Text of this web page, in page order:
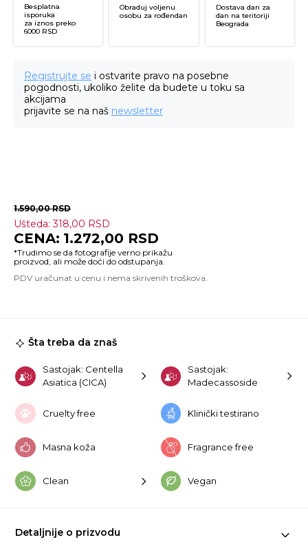
Besplatna
isporuka
za iznos preko
6000 RSD
Obraduj voljenu
osobu za rođendan
Dostava dan za
dan na teritoriji
Beograda
Registrujte se i ostvarite pravo na posebne
pogodnosti, ukoliko želite da budete u toku sa
akcijama
prijavite se na naš newsletter
1.590,00RSD
Ušteda:318,00 RSD
1.272,00 RSD
Šta treba da znaš
Sastojak: Centella
Asiatica (CICA)
Sastojak:
Madecassoside
Cruelty free Klinički testirano
Masna koža Fragrance free
Clean Vegan
Detaljnije o prizvodu